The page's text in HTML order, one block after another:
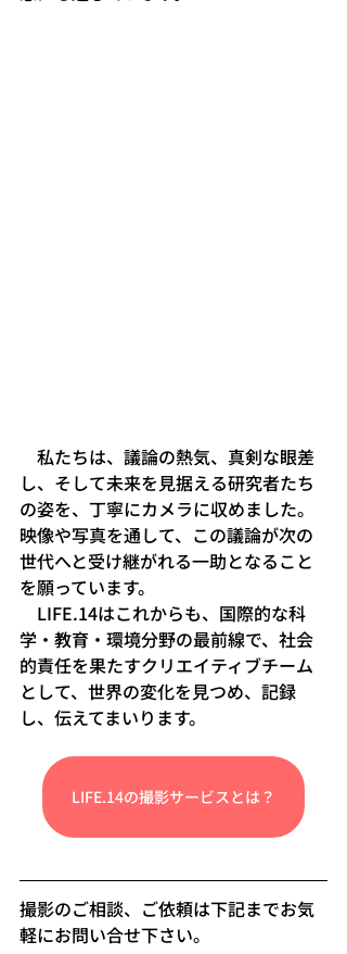
私たちは、議論の熱気、真剣な眼差
し、そして未来を見据える研究者たち
の姿を、丁寧にカメラに収めました。
映像や写真を通して、この議論が次の
世代へと受け継がれる一助となること
を願っています。
LIFE.14はこれからも、国際的な科
学・教育・環境分野の最前線で、社会
的責任を果たすクリエイティブチーム
として、世界の変化を見つめ、記録
し、伝えてまいります。
LIFE.14の撮影サービスとは？
撮影のご相談、ご依頼は下記までお気
軽にお問い合せ下さい。